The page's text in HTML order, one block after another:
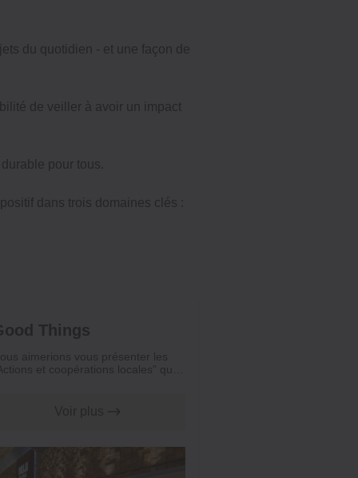
du quotidien - et une façon de
de veiller à avoir un impact
pour tous.
dans trois domaines clés :
Things
aimerions vous présenter les
et coopérations locales” que